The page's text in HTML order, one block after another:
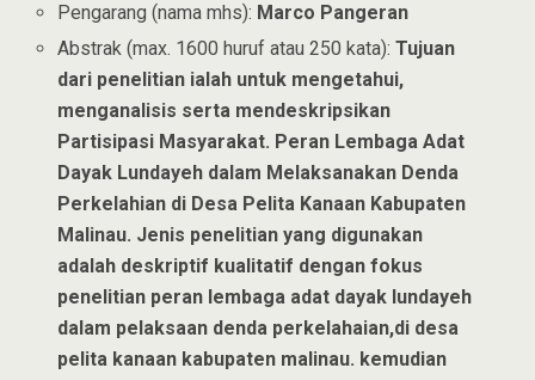
Pengarang (nama mhs): Marco Pangeran
Abstrak (max. 1600 huruf atau 250 kata):Tujuan
dari penelitian ialah untuk mengetahui,
menganalisis serta mendeskripsikan
Partisipasi Masyarakat. Peran Lembaga Adat
Dayak Lundayeh dalam Melaksanakan Denda
Perkelahian di Desa Pelita Kanaan Kabupaten
Malinau. Jenis penelitian yang digunakan
adalah deskriptif kualitatif dengan fokus
penelitian peran lembaga adat dayak lundayeh
dalam pelaksaan denda perkelahaian,di desa
pelita kanaan kabupaten malinau. kemudian